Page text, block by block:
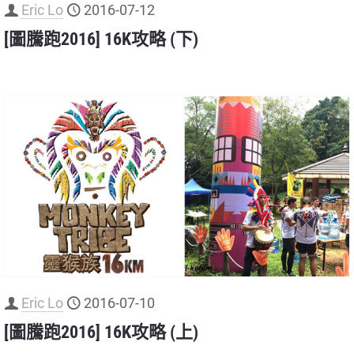
Eric Lo 2016-07-12
[圖騰跑2016] 16K攻略 (下)
Eric Lo 2016-07-10
[圖騰跑2016] 16K攻略 (上)